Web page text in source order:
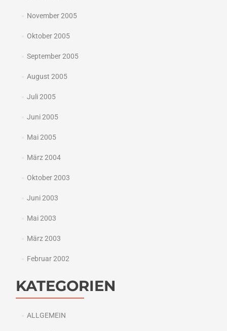
November 2005
Oktober 2005
September 2005
August 2005
Juli 2005
Juni 2005
Mai 2005
März 2004
Oktober 2003
Juni 2003
Mai 2003
März 2003
Februar 2002
KATEGORIEN
ALLGEMEIN